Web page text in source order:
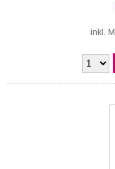
inkl.